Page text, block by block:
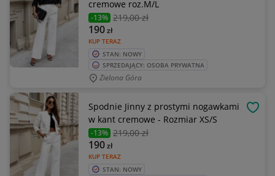
cremowe roz.M/L
-13% 219,00 zł
KUP TERAZ
190zł
STAN: NOWY
SPRZEDAJĄCY: OSOBA PRYWATNA
Zielona Góra
Spodnie Jinny z prostymi nogawkami
w kant cremowe - Rozmiar XS/S
-13% 219,00 zł
KUP TERAZ
190zł
STAN: NOWY